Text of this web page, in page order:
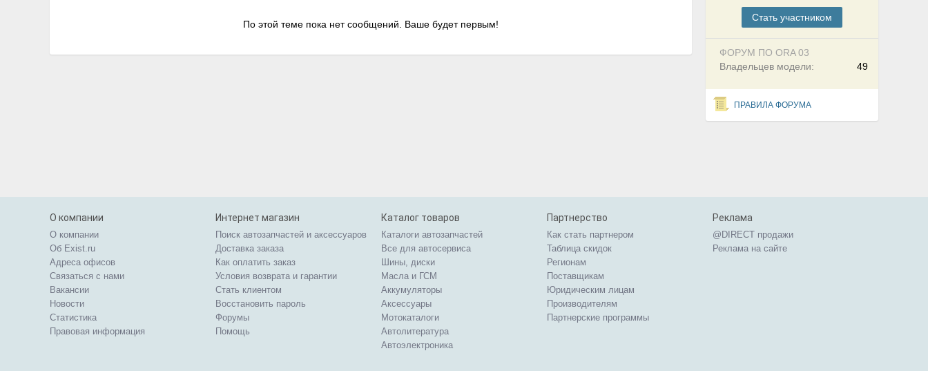
Cтать участником
ФОРУМ ПО ORA 03
49
Владельцев модели:
ПРАВИЛА ФОРУМА
По этой теме пока нет сообщений. Ваше будет первым!
О компании
О компании
Об Exist.ru
Адреса офисов
Связаться с нами
Вакансии
Новости
Статистика
Правовая информация
Интернет магазин
Поиск автозапчастей и аксессуаров
Доставка заказа
Как оплатить заказ
Условия возврата и гарантии
Стать клиентом
Восстановить пароль
Форумы
Помощь
Каталог товаров
Каталоги автозапчастей
Все для автосервиса
Шины, диски
Масла и ГСМ
Аккумуляторы
Аксессуары
Мотокаталоги
Автолитература
Автоэлектроника
Партнерство
Как стать партнером
Таблица скидок
Регионам
Поставщикам
Юридическим лицам
Производителям
Партнерские программы
Реклама
@DIRECT продажи
Реклама на сайте